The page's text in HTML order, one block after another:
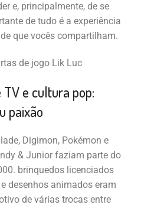
e, principalmente, de se
de tudo é a experiência
que vocês compartilham.
e cultura pop:
paixão
Digimon, Pokémon e
& Junior faziam parte do
brinquedos licenciados
desenhos animados eram
de várias trocas entre